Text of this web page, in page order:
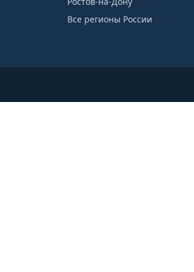
Все регионы России